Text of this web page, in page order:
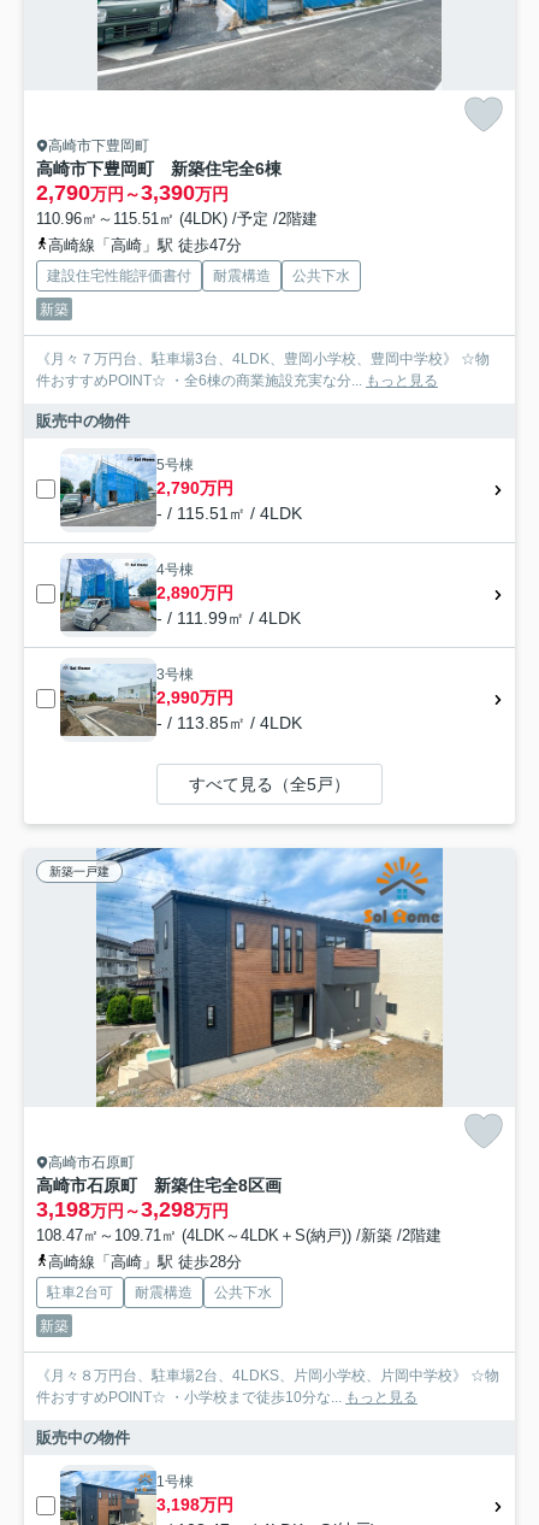
高崎市下豊岡町
高崎市下豊岡町 新築住宅全6棟
2,790万円～3,390万円
110.96㎡～115.51㎡ (4LDK) /予定 /2階建
高崎線「高崎」駅 徒歩47分
建設住宅性能評価書付 耐震構造
公共下水
新築
《月々７万円台、駐車場3台、4LDK、豊岡小学校、豊岡中学校》 ☆物
件おすすめPOINT☆ ・全6棟の商業施設充実な分...
もっと見る
販売中の物件
5号棟
2,790万円
- / 115.51㎡ / 4LDK
4号棟
2,890万円
- / 111.99㎡ / 4LDK
3号棟
2,990万円
- / 113.85㎡ / 4LDK
すべて見る（全5戸）
新築一戸建
高崎市石原町
高崎市石原町 新築住宅全8区画
3,198万円～3,298万円
108.47㎡～109.71㎡ (4LDK～4LDK＋S(納戸)) /新築 /2階建
高崎線「高崎」駅 徒歩28分
駐車2台可 耐震構造
公共下水
新築
《月々８万円台、駐車場2台、4LDKS、片岡小学校、片岡中学校》 ☆物
件おすすめPOINT☆ ・小学校まで徒歩10分な...
もっと見る
販売中の物件
1号棟
3,198万円